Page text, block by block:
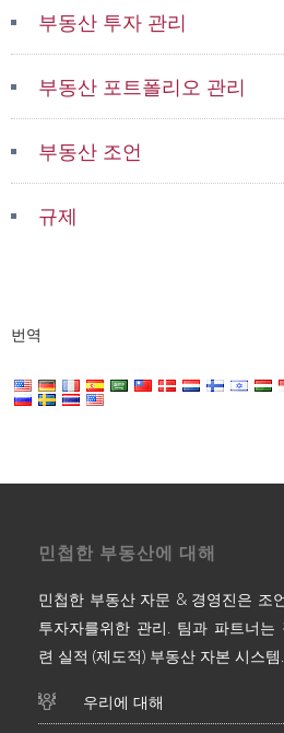
부동산 투자 관리
부동산 포트폴리오 관리
부동산 조언
규제
번역
민첩한 부동산에 대해
민첩한 부동산 자문 & 경영진은 조
투자자를위한 관리. 팀과 파트너
련 실적 (제도적) 부동산 자본 시스템.
우리에 대해